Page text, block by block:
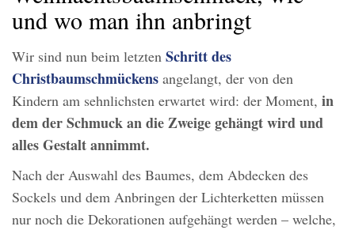
und wo man ihn anbringt
Wir sind nun beim letzten Schritt des
Christbaumschmückens angelangt, der von den
Kindern am sehnlichsten erwartet wird: der Moment, in
dem der Schmuck an die Zweigegehängt wird und
alles Gestalt annimmt.
Nach der Auswahl des Baumes, dem Abdecken des
Sockels und dem Anbringen der Lichterketten müssen
nur noch die Dekorationen aufgehängt werden – welche,